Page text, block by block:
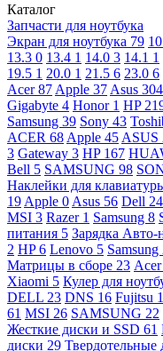
Каталог
Запчасти для ноутбука
Экран для ноутбука 79
13.3 0 13.4 1 14.0 3 14.1 1
19.5 1 20.0 1 21.5 6 23.0 6
Acer87 Apple 37 Asus 304
Gigabyte 4 Honor 1 HP
Samsung 39 Sony 43
ACER 68 Apple 45 ASUS
3 Gateway 3 HP 167
Bell 5 SAMSUNG 98
Наклейки для
19 Apple 0 Asus 56 Dell 24
MSI 3 Razer 1 Samsung 8
питания 5 Зарядка Авто-
2 HP6 Lenovo 5 Samsung
Матрицы в сборе 23 Acer
Xiaomi 5 Кулер для
DELL 23 DNS 16 Fujitsu 1
61 MSI 26 SAMSUNG 22
Жесткие диски и SSD 61
диски 29 Твердотельные